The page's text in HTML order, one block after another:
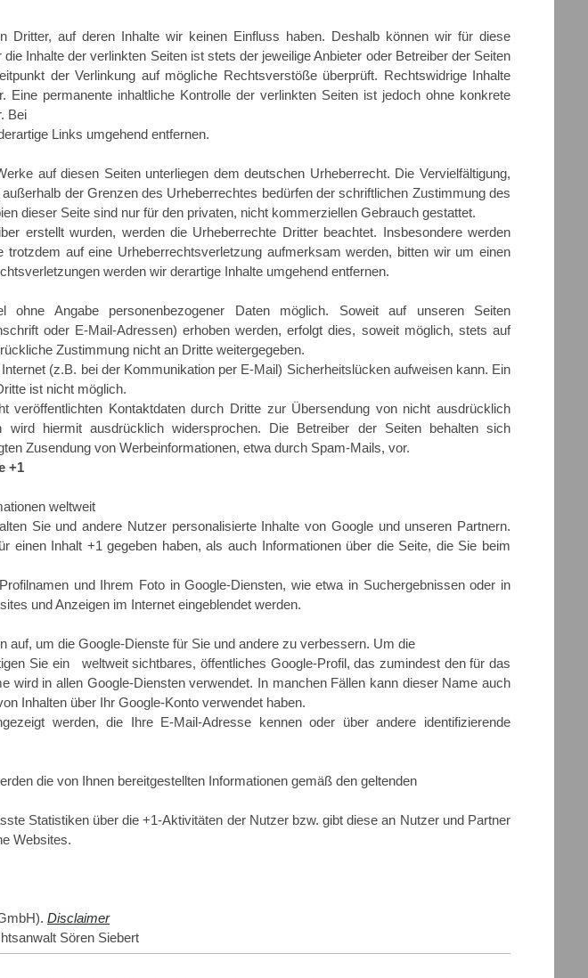
Dritter, auf deren Inhalte wir keinen Einfluss haben. Deshalb können wir für diese
Inhalte der verlinkten Seiten ist stets der jeweilige Anbieter oder Betreiber der Seiten
der Verlinkung auf mögliche Rechtsverstöße überprüft. Rechtswidrige Inhalte
Eine permanente inhaltliche Kontrolle der verlinkten Seiten ist jedoch ohne konkrete
Bei
Links umgehend entfernen.
auf diesen Seiten unterliegen dem deutschen Urheberrecht. Die Vervielfältigung,
der Grenzen des Urheberrechtes bedürfen der schriftlichen Zustimmung des
dieser Seite sind nur für den privaten, nicht kommerziellen Gebrauch gestattet.
erstellt wurden, werden die Urheberrechte Dritter beachtet. Insbesondere werden
trotzdem auf eine Urheberrechtsverletzung aufmerksam werden, bitten wir um einen
werden wir derartige Inhalte umgehend entfernen.
Angabe personenbezogener Daten möglich. Soweit auf unseren Seiten
oder E-Mail-Adressen) erhoben werden, erfolgt dies, soweit möglich, stets auf
Zustimmung nicht an Dritte weitergegeben.
(z.B. bei der Kommunikation per E-Mail) Sicherheitslücken aufweisen kann. Ein
ist nicht möglich.
veröffentlichten Kontaktdaten durch Dritte zur Übersendung von nicht ausdrücklich
wird hiermit ausdrücklich widersprochen. Die Betreiber der Seiten behalten sich
Zusendung von Werbeinformationen, etwa durch Spam-Mails, vor.
+1
weltweit
Sie und andere Nutzer personalisierte Inhalte von Google und unseren Partnern.
einen Inhalt +1 gegeben haben, als auch Informationen über die Seite, die Sie beim
und Ihrem Foto in Google-Diensten, wie etwa in Suchergebnissen oder in
und Anzeigen im Internet eingeblendet werden.
auf, um die Google-Dienste für Sie und andere zu verbessern. Um die
Sie ein weltweit sichtbares, öffentliches Google-Profil, das zumindest den für das
wird in allen Google-Diensten verwendet. In manchen Fällen kann dieser Name auch
Inhalten über Ihr Google-Konto verwendet haben.
werden, die Ihre E-Mail-Adresse kennen oder über andere identifizierende
die von Ihnen bereitgestellten Informationen gemäß den geltenden
Statistiken über die +1-Aktivitäten der Nutzer bzw. gibt diese an Nutzer und Partner
Websites.
Disclaimer
Sören Siebert